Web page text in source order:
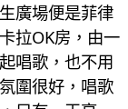
廣場便是菲律
拉OK房，由一
唱歌，也不用
圍很好，唱歌